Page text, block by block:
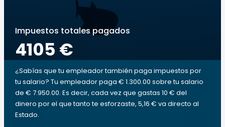
Impuestos totales pagados
4105 €
¿Sabías que tu empleador también paga impuestos por
tu salario? Tu empleador paga € 1.300.00 sobre tu salario
de € 7.950.00. Es decir, cada vez que gastas 10 € del
dinero por el que tanto te esforzaste, 5,16 € va directo al
Estado.